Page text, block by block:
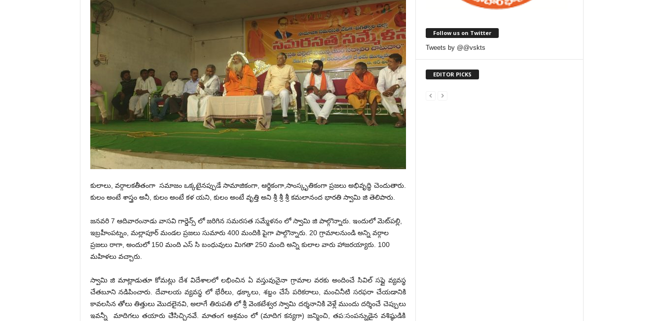
కులాలు, వర్గాలకతీతంగా సమాజం ఒక్కటైనప్పుడే సామాజికంగా, ఆర్థికంగా,సాంస్కృతికంగా ప్రజలు అభివృద్ధి చెందుతారు.
కులం అంటే శాస్త్రం అనీ, కులం అంటే కళ యని, కులం అంటే వృత్తి అని శ్రీ శ్రీ శ్రీ కమలానంద భారతి స్వామి జి తెలిపారు.
జనవరి 7 ఆదివారంనాడు వాసవి గార్డెన్స్ లో జరిగిన సమరసత సమ్మేళనం లో స్వామి జి పాల్గొన్నారు. ఇందులో మెట్‌పల్లి,
ఇబ్రహీంపట్నం, మల్లాపూర్ మండల ప్రజలు సుమారు 400 మందికి పైగా పాల్గొన్నారు. 20 గ్రామాలనుండి అన్ని వర్గాల
ప్రజలు రాగా, అందులో 150 మంది ఎస్ సి బంధువులు మిగతా 250 మంది అన్ని కులాల వారు హాజరయ్యారు. 100
మహిళలు వచ్చారు.
స్వామి జి మాట్లాడుతూ కోమట్లు దేశ విదేశాలలో లభించిన ఏ వస్తువునైనా గ్రామాల వరకు అందించే సివిల్ సప్లై వ్యవస్థ
చేతబూని నడిపించారు. దేవాలయ వ్యవస్థ లో భేరీలు, ఢక్కాలు, శబ్దం చేసే పరికరాలు, మంచినీటి సరఫరా చేయడానికి
కావలసిన తోలు తిత్తులు మొదలైనవి, అలాగే తిరుపతి లో శ్రీ వెంకటేశ్వర స్వామి దర్శనానికి వెళ్లే ముందు దర్శించే చెప్పులు
ఇవన్నీ మాదిగలు తయారు చేెసిచ్చినవే. మాతంగ ఆశ్రమం లో (మాదిగ కన్యగా) జన్మించి, తప:సంపన్నుడైన వశిష్ఠుడికి
Follow us on Twitter
Tweets by @@vskts
EDITOR PICKS